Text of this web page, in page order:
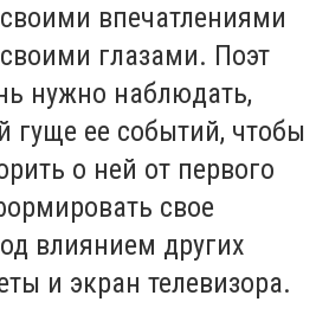
впечатлениями
глазами. Поэт
нужно наблюдать,
гуще ее событий, чтобы
о ней от первого
свое
влиянием других
и экран телевизора.